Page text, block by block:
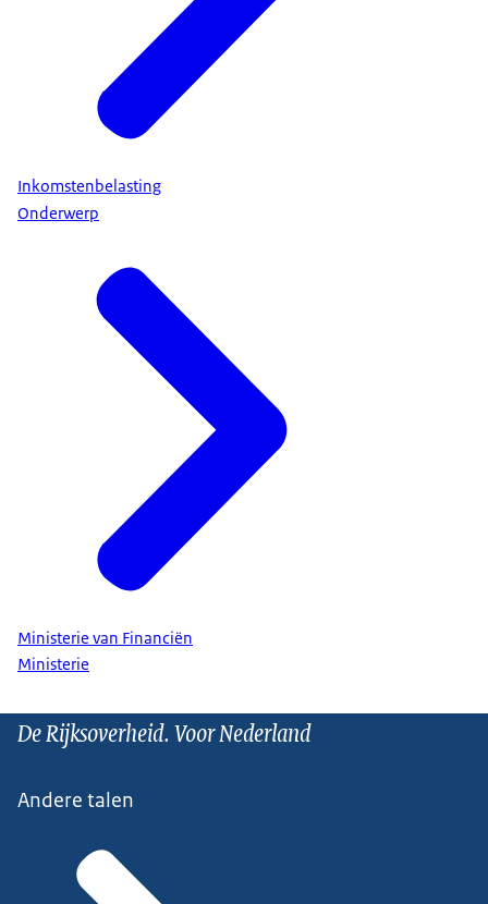
Inkomstenbelasting
Onderwerp
Ministerie van Financiën
Ministerie
De Rijksoverheid. Voor Nederland
Andere talen